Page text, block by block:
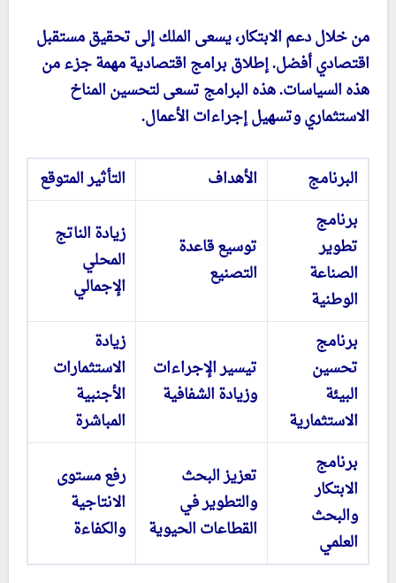
من خلال دعم الابتكار، يسعى الملك إلى تحقيق مستقبل
اقتصادي أفضل. إطلاق برامج اقتصادية مهمة جزء من
هذه السياسات. هذه البرامج تسعى لتحسين المناخ
الاستثماري وتسهيل إجراءات الأعمال.
البرنامج الأهداف
التأثير المتوقع
برنامج
تطوير
الصناعة
الوطنية
توسيع قاعدة
التصنيع
زيادة الناتج
المحلي
الإجمالي
برنامج
تحسين
البيئة
الاستثمارية
تيسير الإجراءات
وزيادة الشفافية
زيادة
الاستثمارات
الأجنبية
المباشرة
برنامج
الابتكار
والبحث
العلمي
تعزيز البحث
والتطوير في
القطاعات الحيوية
رفع مستوى
الانتاجية
والكفاءة